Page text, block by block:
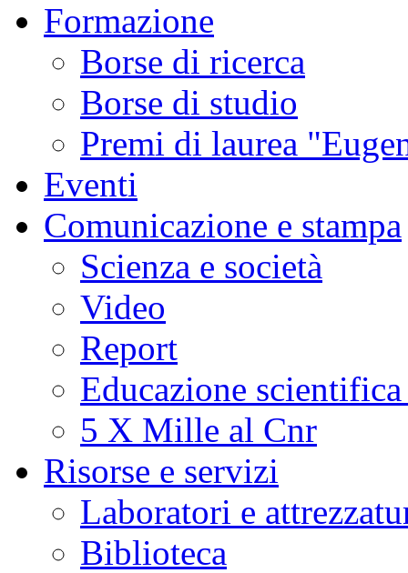
Formazione
Borse di ricerca
Borse di studio
Premi di laurea
Eventi
Comunicazione e stampa
Scienza e società
Video
Report
Educazione
5 X Mille al Cnr
Risorse e servizi
Laboratori e
Biblioteca